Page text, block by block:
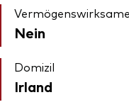
Nein
Domizil
Irland